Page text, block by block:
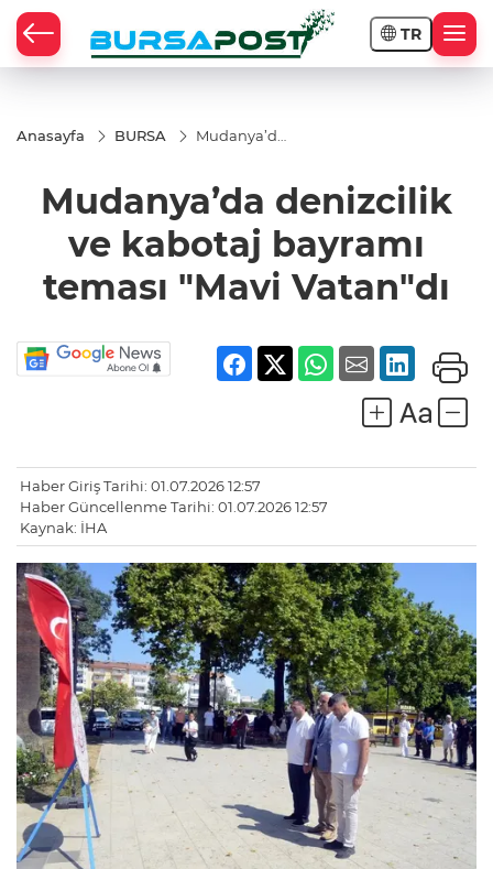
TR
Anasayfa BURSA
Mudanya’da
bayramı
teması
Vatan"dı
Mudanya’da denizcilik
ve kabotaj bayramı
teması "Mavi Vatan"dı
Haber Giriş Tarihi: 01.07.2026 12:57
Haber Güncellenme Tarihi: 01.07.2026 12:57
Kaynak: İHA